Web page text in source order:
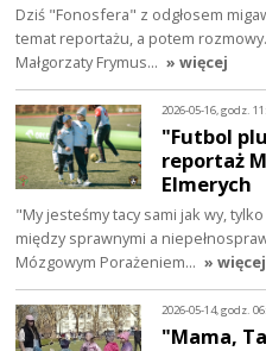
Dziś "Fonosfera" z odgłosem
temat reportażu, a potem
Małgorzaty Frymus… » więcej
2026-05-16, godz.
"Futbol
reportaż
Elmerych
"My jesteśmy tacy sami jak wy,
między sprawnymi a
Mózgowym Porażeniem… » więcej
2026-05-14, godz.
"Mama,